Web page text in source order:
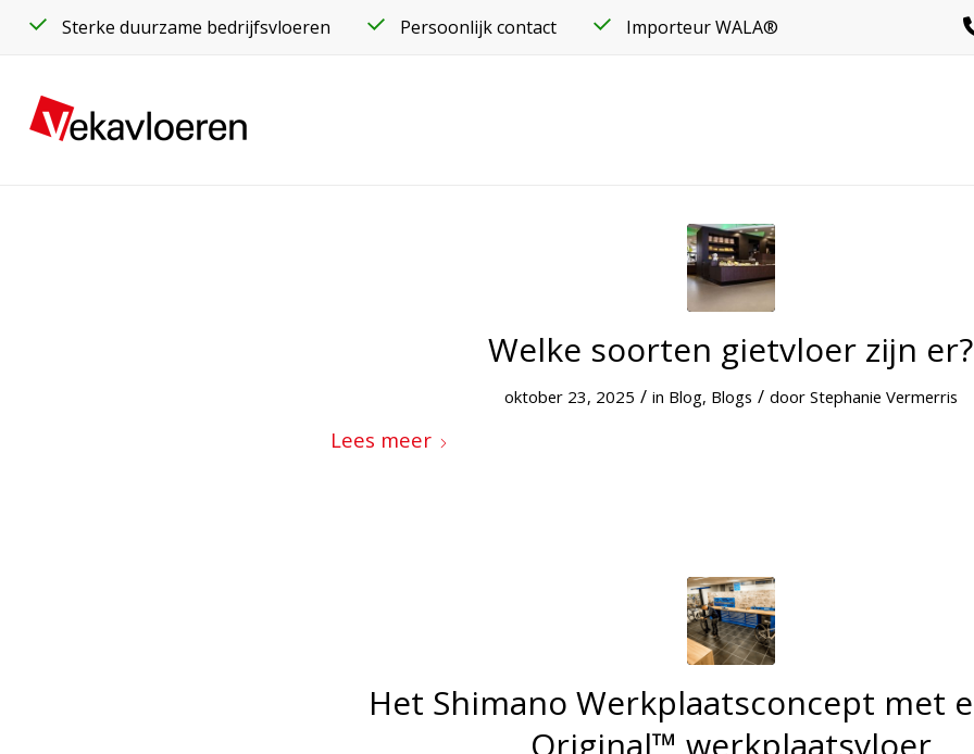
Sterke duurzame bedrijfsvloeren Persoonlijk contact Importeur WALA®
Welke soorten gietvloer zijn er?
oktober 23, 2025 / in Blog, Blogs / door Stephanie Vermerris
Lees meer
Het Shimano Werkplaatsconcept met
Original™ werkplaatsvloer